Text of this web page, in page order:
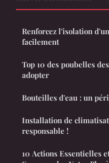
Renforcez l'isolation
facilement
Top 10 des poubelles
adopter
Bouteilles d'eau : un
Installation de
responsable !
10 Actions Essentielles